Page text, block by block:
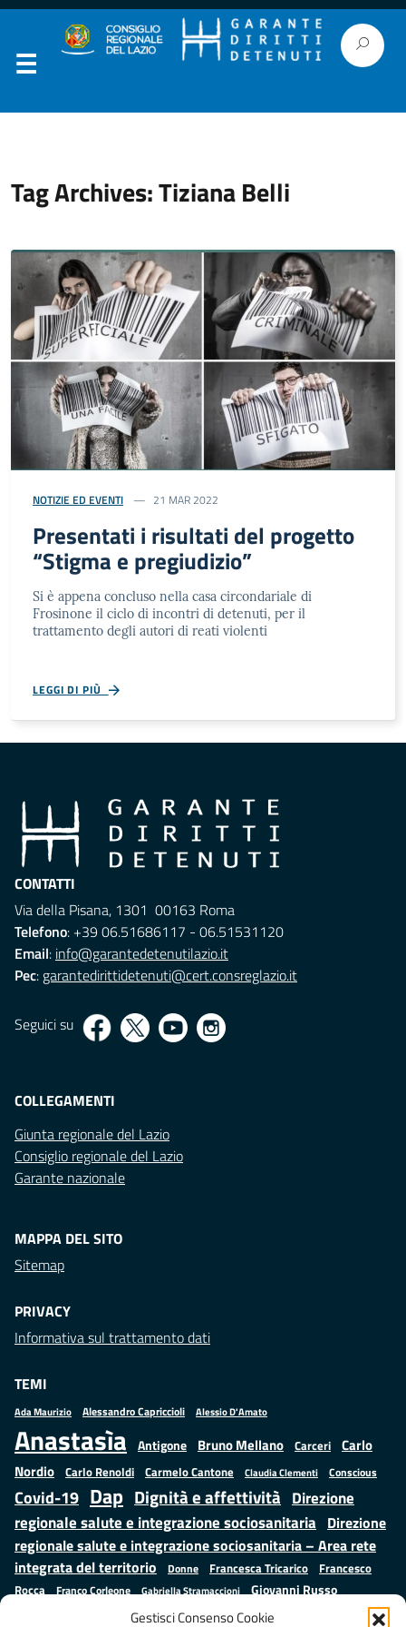
Gestisci Consenso Cookie
Tag Archives: Tiziana Belli
NOTIZIE ED EVENTI 21 MAR 2022
Presentati i risultati del progetto
“Stigma e pregiudizio”
Si è appena concluso nella casa circondariale di
Frosinone il ciclo di incontri di detenuti, per il
trattamento degli autori di reati violenti
LEGGI DI PIÙ
CONTATTI
Via della Pisana, 1301 00163 Roma
Telefono: +39 06.51686117 - 06.51531120
Email: info@garantedetenutilazio.it
Pec: garantedirittidetenuti@cert.consreglazio.it
Seguici su
COLLEGAMENTI
Giunta regionale del Lazio
Consiglio regionale del Lazio
Garante nazionale
MAPPA DEL SITO
Sitemap
PRIVACY
Informativa sul trattamento dati
TEMI
Ada Maurizio Alessandro Capriccioli Alessio D'Amato
Anastasìa Antigone Bruno Mellano Carceri
Carlo
Nordio Carlo Renoldi Carmelo Cantone Claudia Clementi Conscious
Covid-19 Dap Dignità e affettività Direzione
regionale salute e integrazione sociosanitaria Direzione
regionale salute e integrazione sociosanitaria – Area rete
integrata del territorio
Donne Francesca Tricarico
Francesco
Rocca
Franco Corleone Gabriella Stramaccioni Giovanni Russo
Giuseppe Emanuele Cangemi Istruzione e cultura